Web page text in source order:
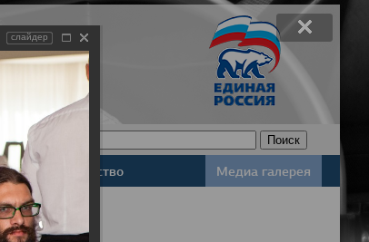
Законодательство Медиа галерея
слайдер